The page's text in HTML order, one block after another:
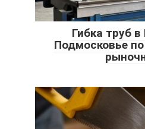
Гибка труб
Подмосковье